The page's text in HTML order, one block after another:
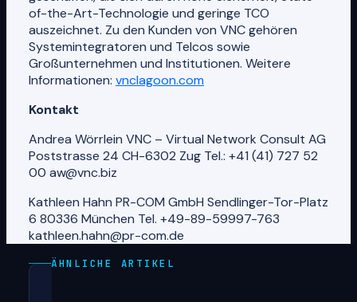
of-the-Art-Technologie und geringe TCO
auszeichnet. Zu den Kunden von VNC gehören
Systemintegratoren und Telcos sowie
Großunternehmen und Institutionen. Weitere
Informationen: vnclagoon.com
Kontakt
Andrea Wörrlein VNC – Virtual Network Consult AG
Poststrasse 24 CH-6302 Zug Tel.: +41 (41) 727 52
00 aw@vnc.biz
Kathleen Hahn PR-COM GmbH Sendlinger-Tor-Platz
6 80336 München Tel. +49-89-59997-763
kathleen.hahn@pr-com.de
ÄHNLICHE ARTIKEL